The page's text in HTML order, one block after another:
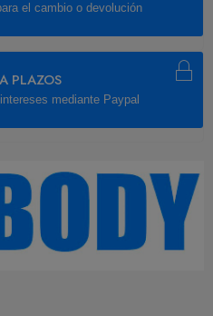
el cambio o devolución
PLAZOS
mediante Paypal